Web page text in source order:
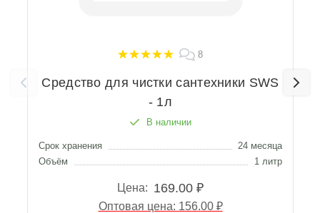
8
Средство для чистки сантехники SWS
- 1л
В наличии
Срок хранения
24 месяца
Объём
1 литр
Цена: 169.00 ₽
Оптовая цена: 156.00 ₽